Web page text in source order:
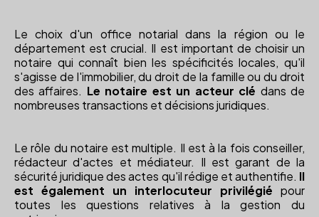
Le choix d'un office notarial dans la région ou le
département est crucial. Il est important de choisir un
notaire qui connaît bien les spécificités locales, qu'il
s'agisse de l'immobilier, du droit de la famille ou du droit
des affaires. Le notaire est un acteur clé dans de
nombreuses transactions et décisions juridiques.
Le rôle du notaire est multiple. Il est à la fois conseiller,
rédacteur d'actes et médiateur. Il est garant de la
sécurité juridique des actes qu'il rédige et authentifie. Il
est également un interlocuteur privilégié pour
toutes les questions relatives à la gestion du